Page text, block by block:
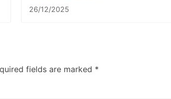
26/12/2025
fields are marked *